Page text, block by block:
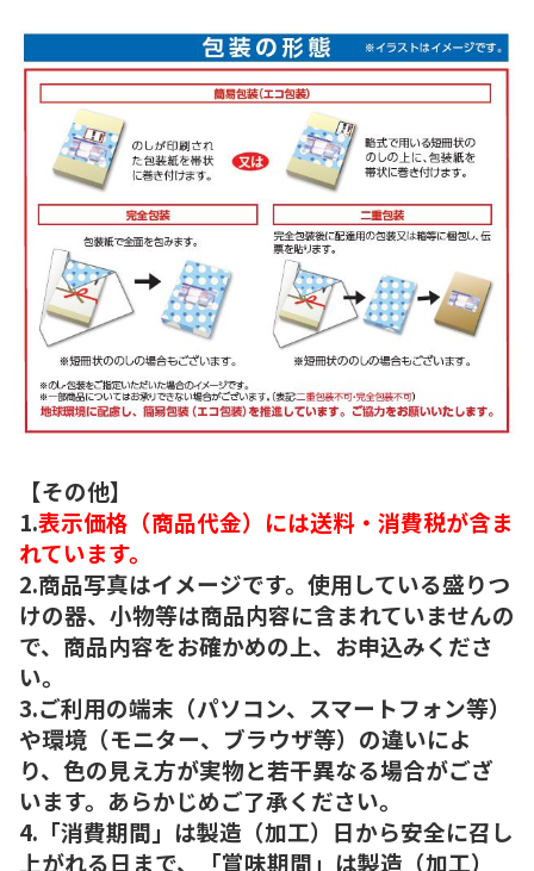
【その他】
1.表示価格（商品代金）には送料・消費税が含ま
れています。
2.商品写真はイメージです。使用している盛りつ
けの器、小物等は商品内容に含まれていませんの
で、商品内容をお確かめの上、お申込みくださ
い。
3.ご利用の端末（パソコン、スマートフォン等）
や環境（モニター、ブラウザ等）の違いによ
り、色の見え方が実物と若干異なる場合がござ
います。あらかじめご了承ください。
4.「消費期間」は製造（加工）日から安全に召し
上がれる日まで、「賞味期間」は製造（加工）